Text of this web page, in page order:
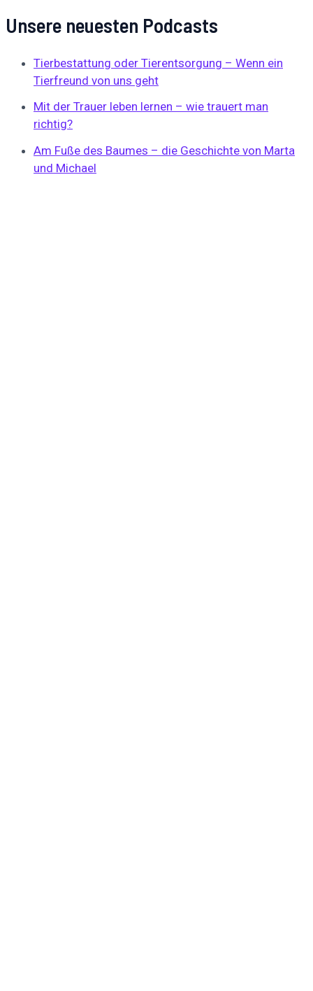
Unsere neuesten Podcasts
Tierbestattung oder Tierentsorgung – Wenn ein
Tierfreund von uns geht
Mit der Trauer leben lernen – wie trauert man
richtig?
Am Fuße des Baumes – die Geschichte von Marta
und Michael